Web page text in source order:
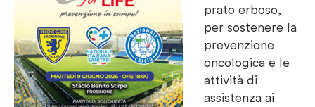
prato erboso,
per sostenere la
prevenzione
oncologica e le
attività di
assistenza ai